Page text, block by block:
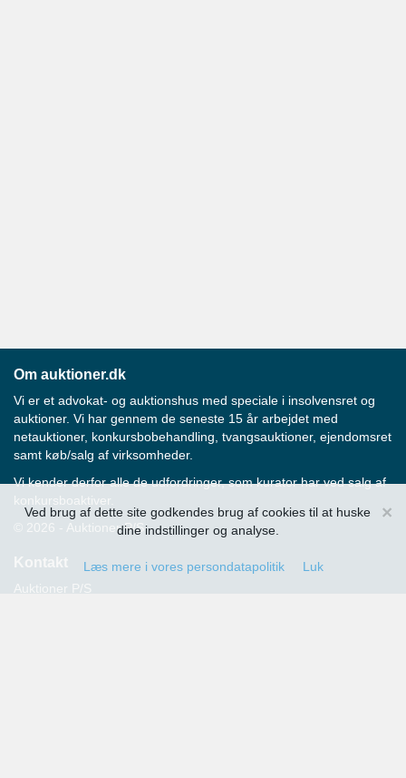
×
Ved brug af dette site godkendes brug af cookies til at huske
dine indstillinger og analyse.
Læs mere i vores persondatapolitik Luk
Om auktioner.dk
Vi er et advokat- og auktionshus med speciale i insolvensret og
auktioner. Vi har gennem de seneste 15 år arbejdet med
netauktioner, konkursbobehandling, tvangsauktioner, ejendomsret
samt køb/salg af virksomheder.
Vi kender derfor alle de udfordringer, som kurator har ved salg af
konkursboaktiver.
© 2026 - Auktioner P/S
Kontakt
Auktioner P/S